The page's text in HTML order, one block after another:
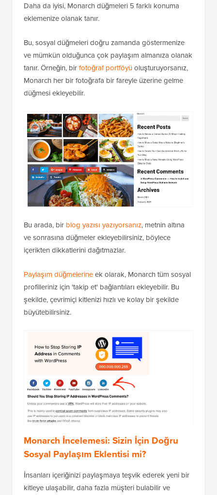
Daha da iyisi, Monarch düğmeleri 5 farklı konuma
eklemenize olanak tanır.
Bu, sosyal düğmeleri doğru zamanda göstermenize
ve mümkün olduğunca çok paylaşım almanıza olanak
tanır. Örneğin, birfotoğraf portföyüoluşturuyorsanız,
Monarch her bir fotoğrafa bir fareyle üzerine gelme
düğmesi ekleyebilir.
Bu arada, bir blog yazısı yazıyorsanız, metnin altına
ve sonrasına düğmeler ekleyebilirsiniz, böylece
içerikten dikkatlerini dağıtmazlar.
Paylaşım düğmelerineek olarak, Monarch tüm sosyal
profilleriniz için 'takip et' bağlantıları ekleyebilir. Bu
şekilde, çevrimiçi kitlenizi hızlı ve kolay bir şekilde
büyütebilirsiniz.
Monarch İncelemesi: Sizin İçin Doğru
Sosyal Paylaşım Eklentisi mi?
İnsanları içeriğinizi paylaşmaya teşvik ederek yeni bir
kitleye ulaşabilir, daha fazla müşteri bulabilir ve